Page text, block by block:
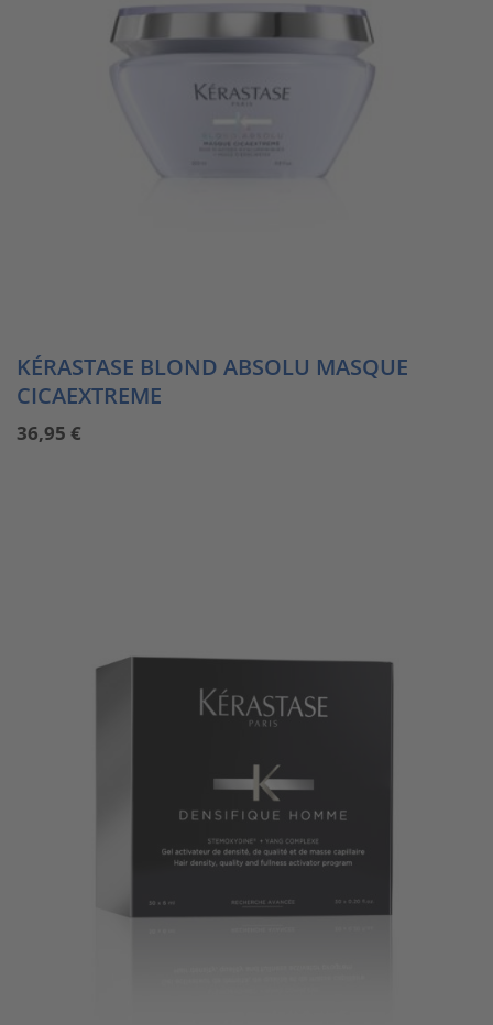
KÉRASTASE BLOND ABSOLU MASQUE
CICAEXTREME
36,95 €